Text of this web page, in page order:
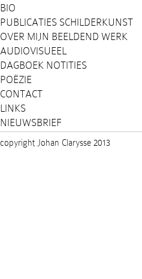
BIO
PUBLICATIES SCHILDERKUNST
OVER MIJN BEELDEND WERK
AUDIOVISUEEL
DAGBOEK NOTITIES
POËZIE
CONTACT
LINKS
NIEUWSBRIEF
copyright Johan Clarysse 2013